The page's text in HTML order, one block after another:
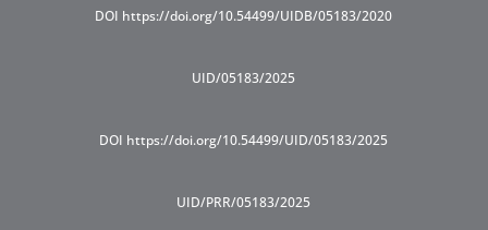
DOI https://doi.org/10.54499/UIDB/05183/2020
UID/05183/2025
DOI https://doi.org/10.54499/UID/05183/2025
UID/PRR/05183/2025